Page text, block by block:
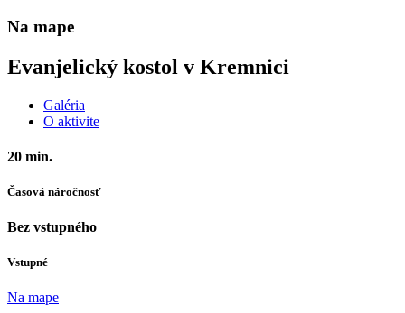
Na mape
Evanjelický kostol v Kremnici
Galéria
O aktivite
20 min.
Časová náročnosť
Bez vstupného
Vstupné
Na mape